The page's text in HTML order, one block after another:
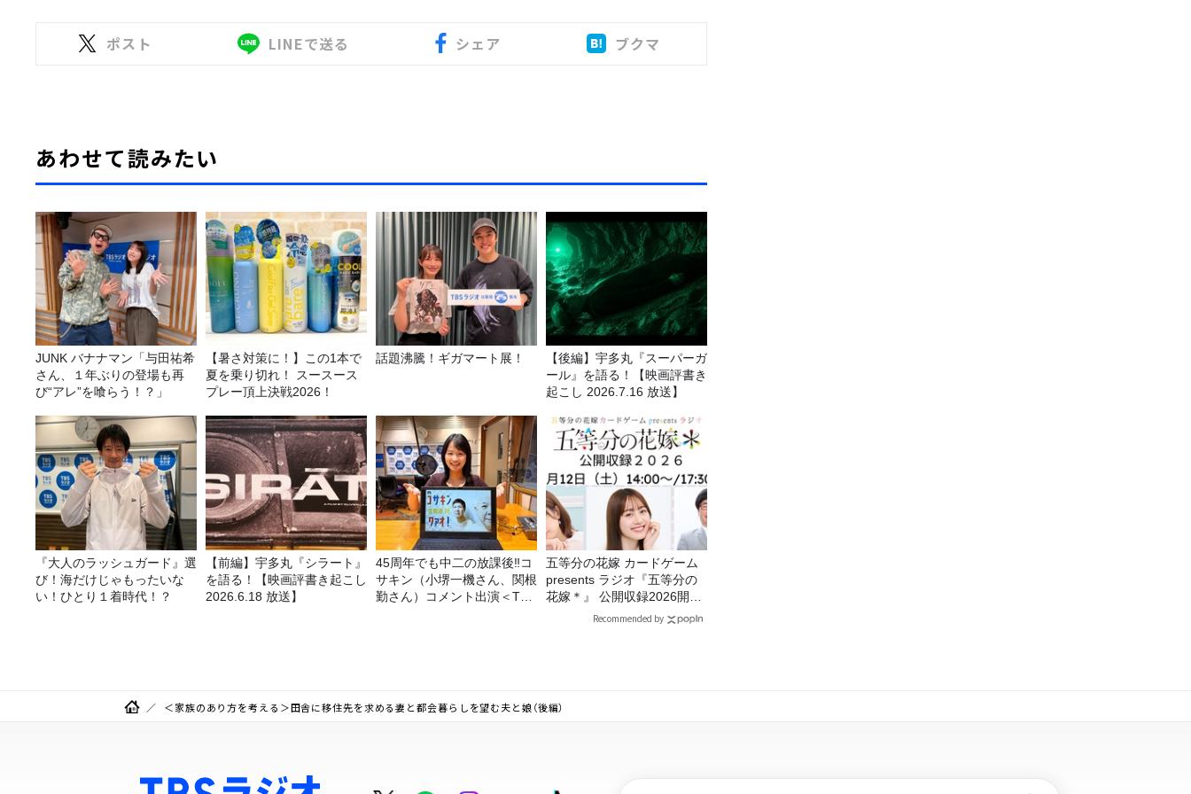
ポスト LINEで送る シェア ブクマ
あわせて読みたい
JUNK バナナマン「与田祐希
さん、１年ぶりの登場も再
び“アレ”を喰らう！？」
【暑さ対策に！】この1本で
夏を乗り切れ！ スースース
プレー頂上決戦2026！
話題沸騰！ギガマート展！
【後編】宇多丸『スーパーガ
ール』を語る！【映画評書き
起こし 2026.7.16 放送】
『大人のラッシュガード』選
び！海だけじゃもったいな
い！ひとり１着時代！？
【前編】宇多丸『シラート』
を語る！【映画評書き起こし
2026.6.18 放送】
45周年でも中二の放課後‼コ
サキン（小堺一機さん、関根
勤さん）コメント出演＜TBS
五等分の花嫁 カードゲーム
presents ラジオ『五等分の
花嫁＊』 公開収録2026開催
Recommended by
＜家族のあり方を考える＞田舎に移住先を求める妻と都会暮らしを望む夫と娘（後編）